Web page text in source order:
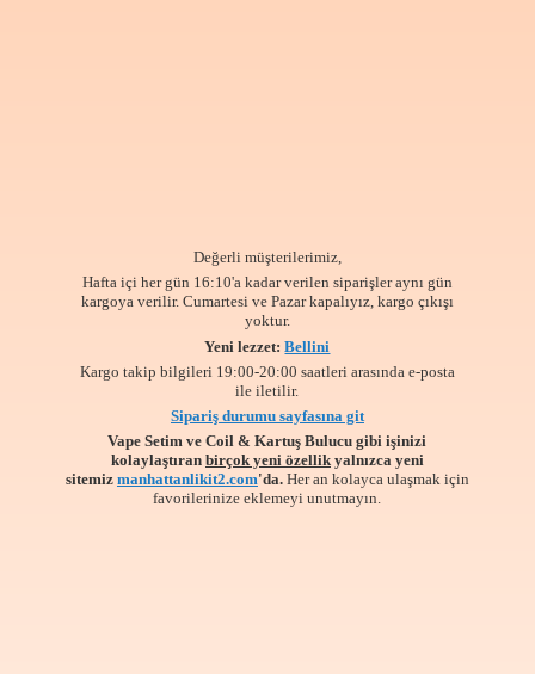
Değerli müşterilerimiz,
Hafta içi her gün 16:10'a kadar verilen siparişler aynı gün
kargoya verilir. Cumartesi ve Pazar kapalıyız, kargo çıkışı
yoktur.
Yeni lezzet:Bellini
Kargo takip bilgileri 19:00-20:00 saatleri arasında e-posta
ile iletilir.
Sipariş durumu sayfasına git
Vape Setim ve Coil & Kartuş Bulucu gibi işinizi
kolaylaştıran birçok yeni özellikyalnızca yeni
sitemiz manhattanlikit2.com'da. Her an kolayca ulaşmak için
favorilerinizeeklemeyi unutmayın.